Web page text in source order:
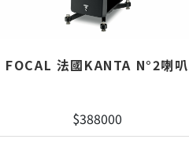
FOCAL 法國KANTA N°2喇叭
$388000